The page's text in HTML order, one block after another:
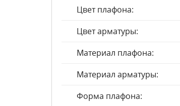
Цвет плафона:
Цвет арматуры:
Материал плафона:
Материал арматуры:
Форма плафона: